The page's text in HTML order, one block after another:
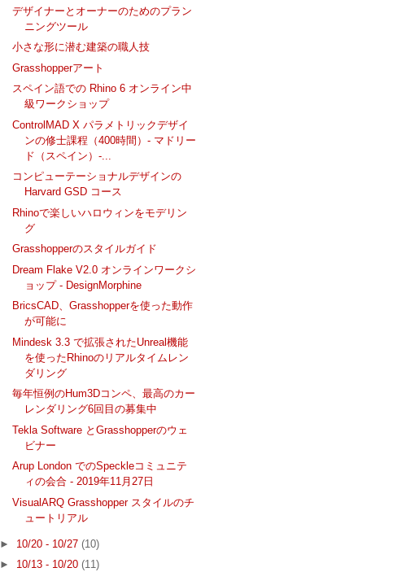
デザイナーとオーナーのためのプラン
ニングツール
小さな形に潜む建築の職人技
Grasshopperアート
スペイン語での Rhino 6 オンライン中
級ワークショップ
ControlMAD X パラメトリックデザイ
ンの修士課程（400時間）- マドリー
ド（スペイン）-...
コンピューテーショナルデザインの
Harvard GSD コース
Rhinoで楽しいハロウィンをモデリン
グ
Grasshopperのスタイルガイド
Dream Flake V2.0 オンラインワークシ
ョップ - DesignMorphine
BricsCAD、Grasshopperを使った動作
が可能に
Mindesk 3.3 で拡張されたUnreal機能
を使ったRhinoのリアルタイムレン
ダリング
毎年恒例のHum3Dコンペ、最高のカー
レンダリング6回目の募集中
Tekla Software とGrasshopperのウェ
ビナー
Arup London でのSpeckleコミュニテ
ィの会合 - 2019年11月27日
VisualARQ Grasshopper スタイルのチ
ュートリアル
► 10/20 - 10/27 (10)
► 10/13 - 10/20 (11)